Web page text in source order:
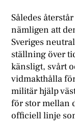
Således
nämligen att
Sveriges
ställning över
känsligt, svårt
vidmakthålla
militär hjälp
för stor mellan
officiell linje